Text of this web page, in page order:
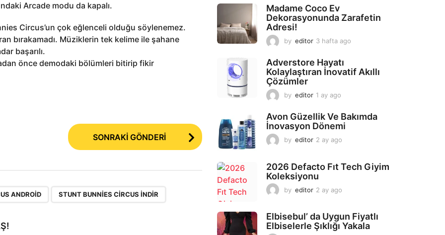
Arcade modu da kapalı.
Circus’un çok eğlenceli olduğu söylenemez.
bırakamadı. Müziklerin tek kelime ile şahane
başarılı.
önce demodaki bölümleri bitirip fikir
SONRAKİ GÖNDERİ
ANDROID STUNT BUNNIES CIRCUS INDIR
g
Madame Coco Ev
Dekorasyonunda Zarafetin
Adresi!
by editor 3 hafta ago
a
Adverstore Hayatı
Kolaylaştıran İnovatif Akıllı
Çözümler
by editor 1 ay ago
y
a
o
Avon Güzellik Ve Bakımda
İnovasyon Dönemi
by editor 2 ay ago
2026 Defacto Fıt Tech Giyim
Koleksiyonu
by editor 2 ay ago
a
g
Elbisebul’ da Uygun Fiyatlı
Elbiselerle Şıklığı Yakala